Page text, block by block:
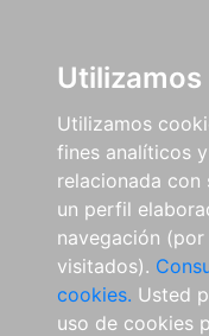
Utilizamos
fines analíticos
relacionada con
un perfil
navegación
visitados).
cookies. Usted
uso de cookies